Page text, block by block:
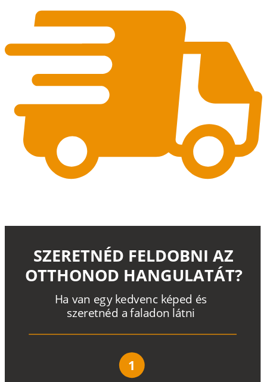
Ha van egy kedvenc képed és
szeretnéd a faladon látni
SZERETNÉD FELDOBNI AZ
OTTHONOD HANGULATÁT?
1